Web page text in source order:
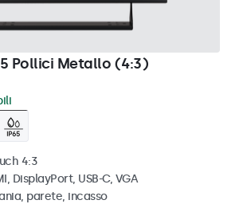
Pollici Metallo (4:3)
4:3
DisplayPort, USB-C, VGA
parete, incasso